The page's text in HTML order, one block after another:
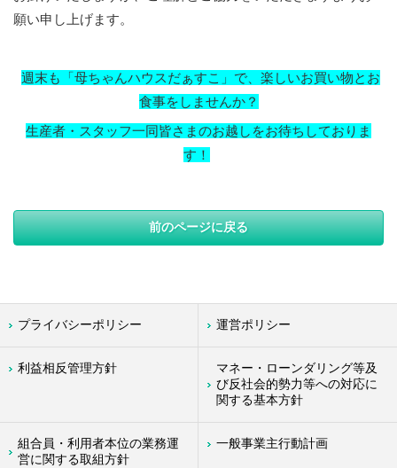
願い申し上げます。
週末も「母ちゃんハウスだぁすこ」で、楽しいお買い物とお
食事をしませんか？
生産者・スタッフ一同皆さまのお越しをお待ちしておりま
す！
前のページに戻る
プライバシーポリシー 運営ポリシー
利益相反管理方針
マネー・ローンダリング等及
び反社会的勢力等への対応に
関する基本方針
組合員・利用者本位の業務運
営に関する取組方針
一般事業主行動計画